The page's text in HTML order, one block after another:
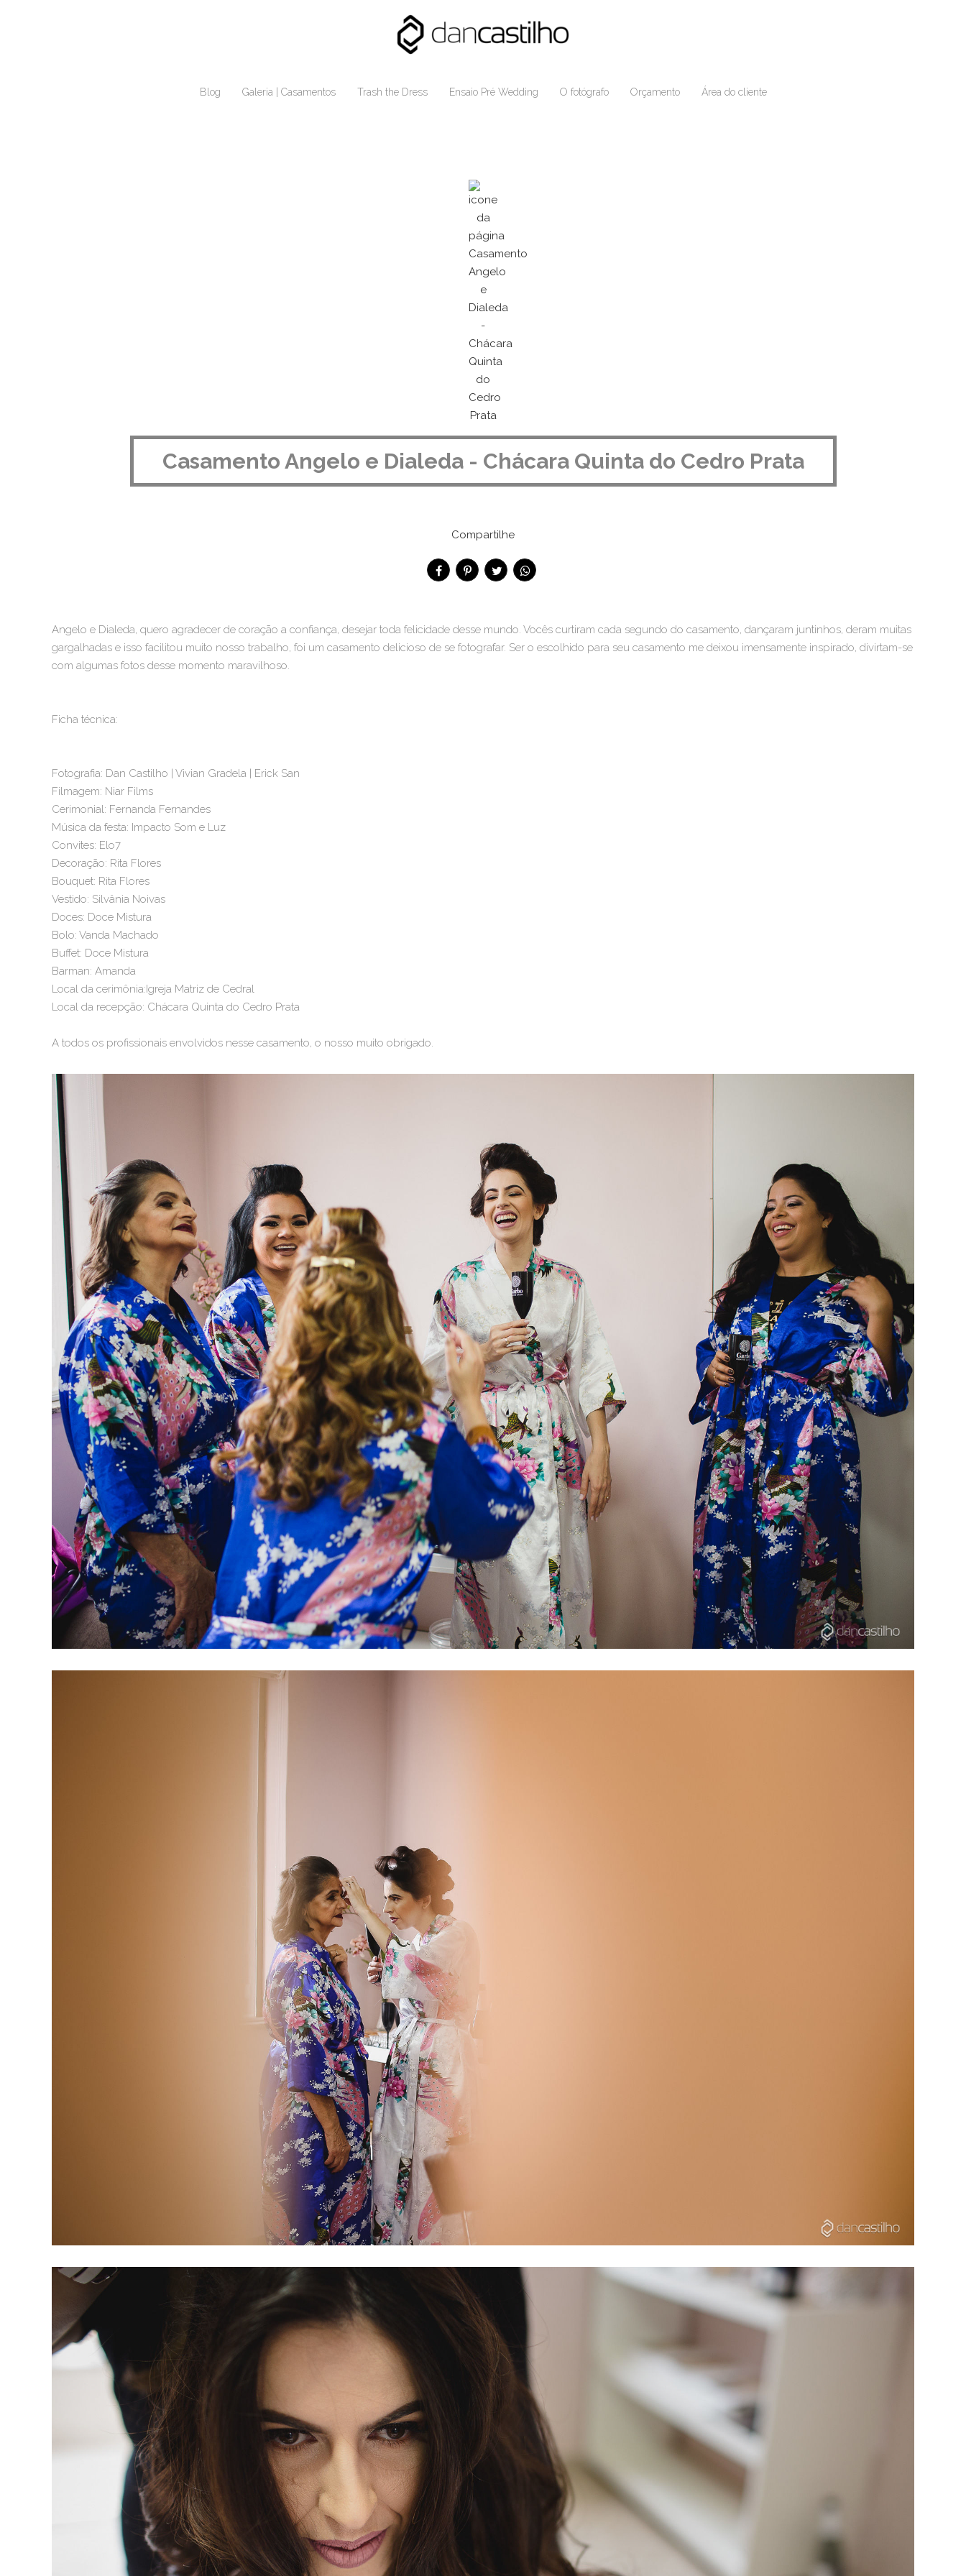
Blog Galeria | Casamentos Trash the Dress Ensaio Pré Wedding O fotógrafo Orçamento Área do cliente
Casamento Angelo e Dialeda - Chácara Quinta do Cedro Prata
Compartilhe
Angelo e Dialeda, quero agradecer de coração a confiança, desejar toda felicidade desse mundo. Vocês curtiram cada segundo do casamento, dançaram juntinhos, deram muitas
gargalhadas e isso facilitou muito nosso trabalho, foi um casamento delicioso de se fotografar. Ser o escolhido para seu casamento me deixou imensamente inspirado, divirtam-se
com algumas fotos desse momento maravilhoso.
Ficha técnica:
Fotografia: Dan Castilho | Vivian Gradela | Erick San
Filmagem: Niar Films
Cerimonial: Fernanda Fernandes
Música da festa: Impacto Som e Luz
Convites: Elo7
Decoração: Rita Flores
Bouquet: Rita Flores
Vestido: Silvânia Noivas
Doces: Doce Mistura
Bolo: Vanda Machado
Buffet: Doce Mistura
Barman: Amanda
Local da cerimônia:Igreja Matriz de Cedral
Local da recepção: Chácara Quinta do Cedro Prata
A todos os profissionais envolvidos nesse casamento, o nosso muito obrigado.